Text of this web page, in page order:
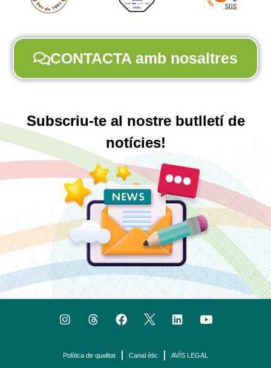
CONTACTA amb nosaltres
Subscriu-te al nostre butlletí de
notícies!
Política de qualitat Canal ètic AVÍS LEGAL